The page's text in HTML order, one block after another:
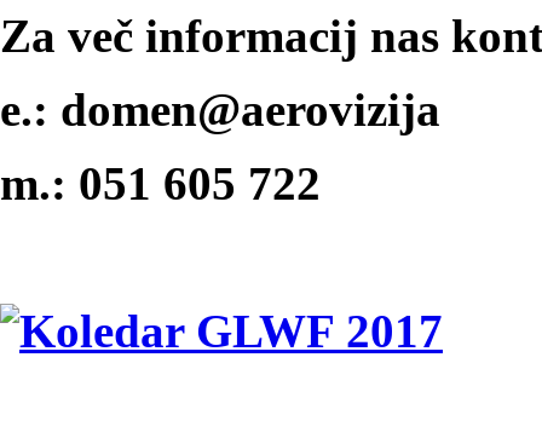
Za več informacij nas
e.: domen@aerovizija
m.: 051 605 722